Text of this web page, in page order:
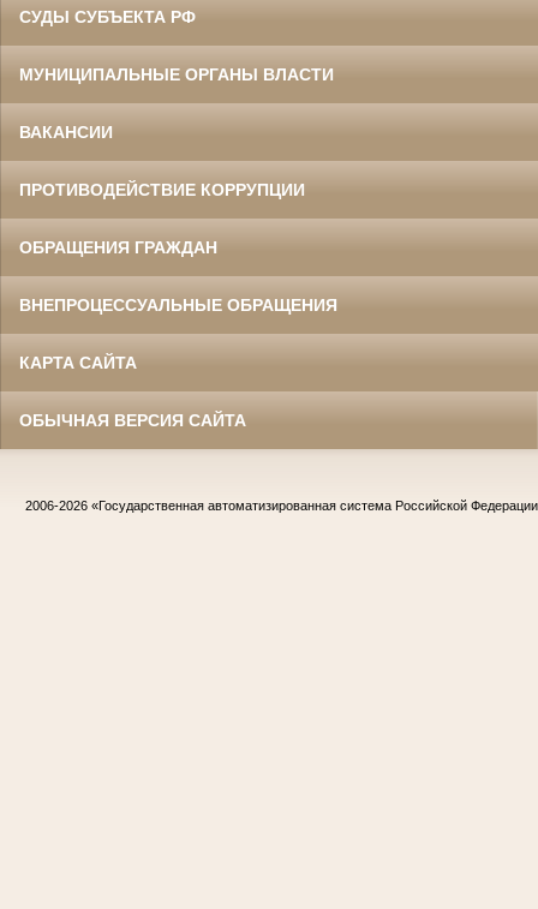
СУДЫ СУБЪЕКТА РФ
МУНИЦИПАЛЬНЫЕ ОРГАНЫ ВЛАСТИ
ВАКАНСИИ
ПРОТИВОДЕЙСТВИЕ КОРРУПЦИИ
ОБРАЩЕНИЯ ГРАЖДАН
ВНЕПРОЦЕССУАЛЬНЫЕ ОБРАЩЕНИЯ
КАРТА САЙТА
ОБЫЧНАЯ ВЕРСИЯ САЙТА
2006-2026 «Государственная автоматизированная система Российской